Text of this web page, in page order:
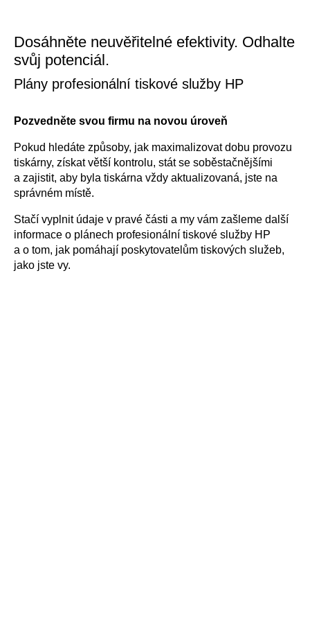
Dosáhněte neuvěřitelné efektivity. Odhalte
svůj potenciál.
Plány profesionální tiskové služby HP
Pozvedněte svou firmu na novou úroveň
Pokud hledáte způsoby, jak maximalizovat dobu provozu
tiskárny, získat větší kontrolu, stát se soběstačnějšími
a zajistit, aby byla tiskárna vždy aktualizovaná, jste na
správném místě.
Stačí vyplnit údaje v pravé části a my vám zašleme další
informace o plánech profesionální tiskové služby HP
a o tom, jak pomáhají poskytovatelům tiskových služeb,
jako jste vy.